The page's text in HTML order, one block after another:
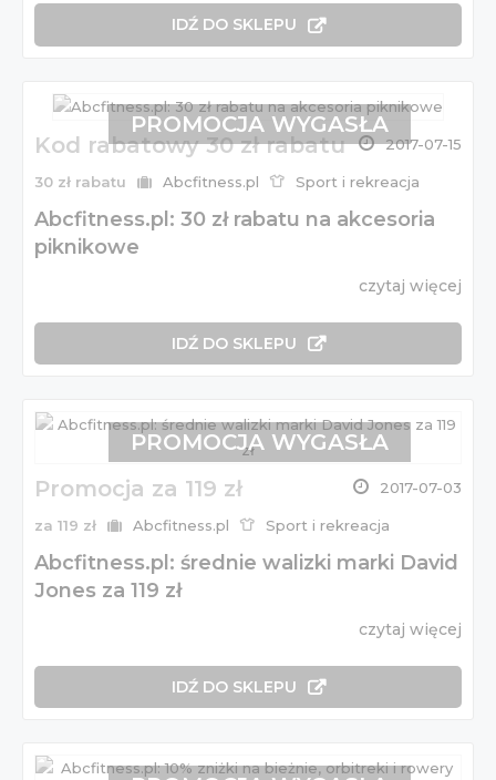
IDŹ DO SKLEPU
Kod rabatowy 30 zł rabatu 2017-07-15
30 zł rabatu Abcfitness.pl Sport i rekreacja
Abcfitness.pl: 30 zł rabatu na akcesoria
piknikowe
czytaj więcej
IDŹ DO SKLEPU
PROMOCJA WYGASŁA
Promocja za 119 zł 2017-07-03
za 119 zł Abcfitness.pl Sport i rekreacja
Abcfitness.pl: średnie walizki marki David
Jones za 119 zł
czytaj więcej
IDŹ DO SKLEPU
PROMOCJA WYGASŁA